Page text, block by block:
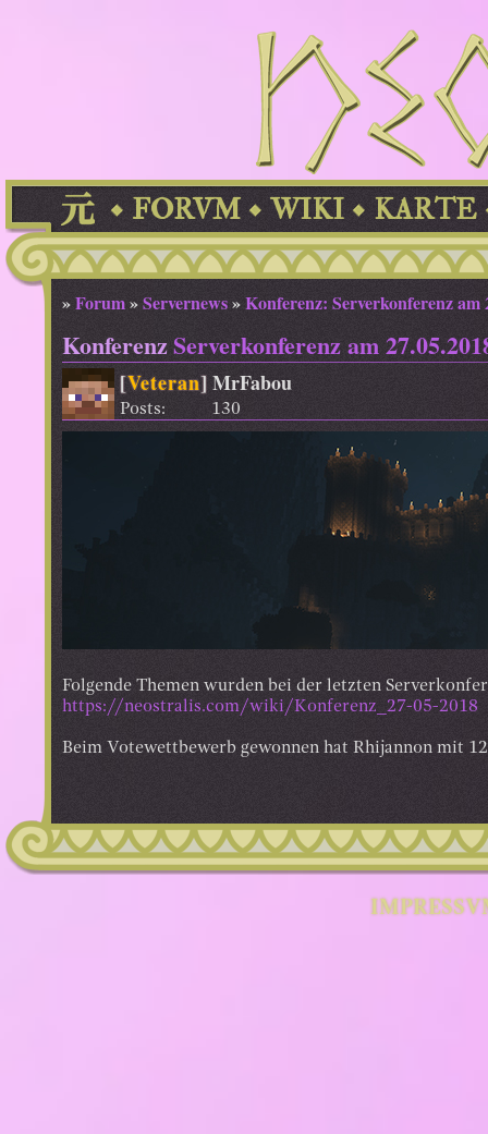
FORVM WIKI KARTE
»Forum»Servernews»Konferenz: Serverkonferenz am
KonferenzServerkonferenz am
[Veteran]MrFabou
Posts: 130
Folgende Themen wurden bei der letzten
https://neostralis.com/wiki/Konferenz_27-05-2018
Beim Votewettbewerb gewonnen hat Rhijannon mit